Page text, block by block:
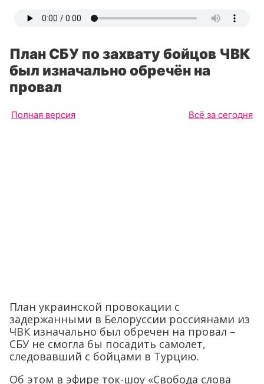
План СБУ по захвату бойцов ЧВК
был изначально обречён на
провал
Полная версия Всё за сегодня
План украинской провокации с
задержанными в Белоруссии россиянами из
ЧВК изначально был обречен на провал –
СБУ не смогла бы посадить самолет,
следовавший с бойцами в Турцию.
Об этом в эфире ток-шоу «Свобода слова